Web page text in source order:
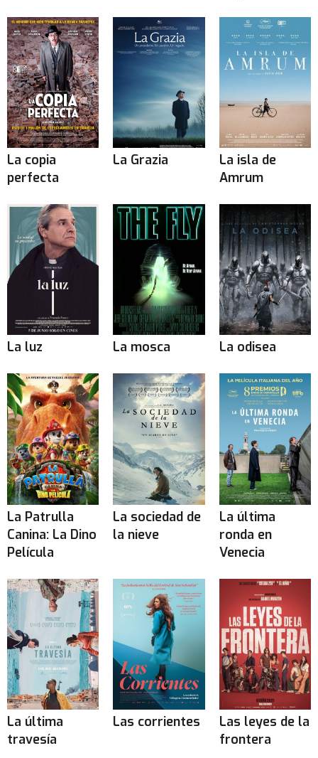
La copia
perfecta
La Grazia
La isla de
Amrum
La luz La mosca La odisea
La Patrulla
Canina: La Dino
Película
La sociedad de
la nieve
La última
ronda en
Venecia
La última
travesía
Las corrientes
Las leyes de la
frontera